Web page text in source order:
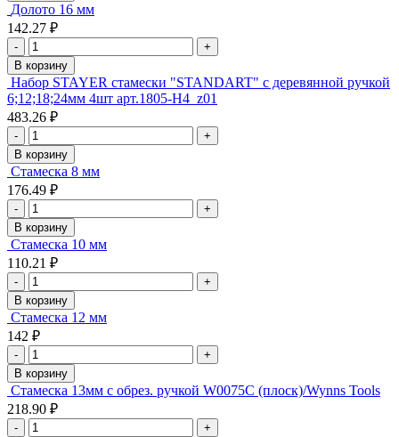
Долото 16 мм
142.27 ₽
-
+
В корзину
Набор STAYER стамески "STANDART" с деревянной ручкой
6;12;18;24мм 4шт арт.1805-Н4_z01
483.26 ₽
-
+
В корзину
Стамеска 8 мм
176.49 ₽
-
+
В корзину
Стамеска 10 мм
110.21 ₽
-
+
В корзину
Стамеска 12 мм
142 ₽
-
+
В корзину
Стамеска 13мм с обрез. ручкой W0075C (плоск)/Wynns Tools
218.90 ₽
-
+